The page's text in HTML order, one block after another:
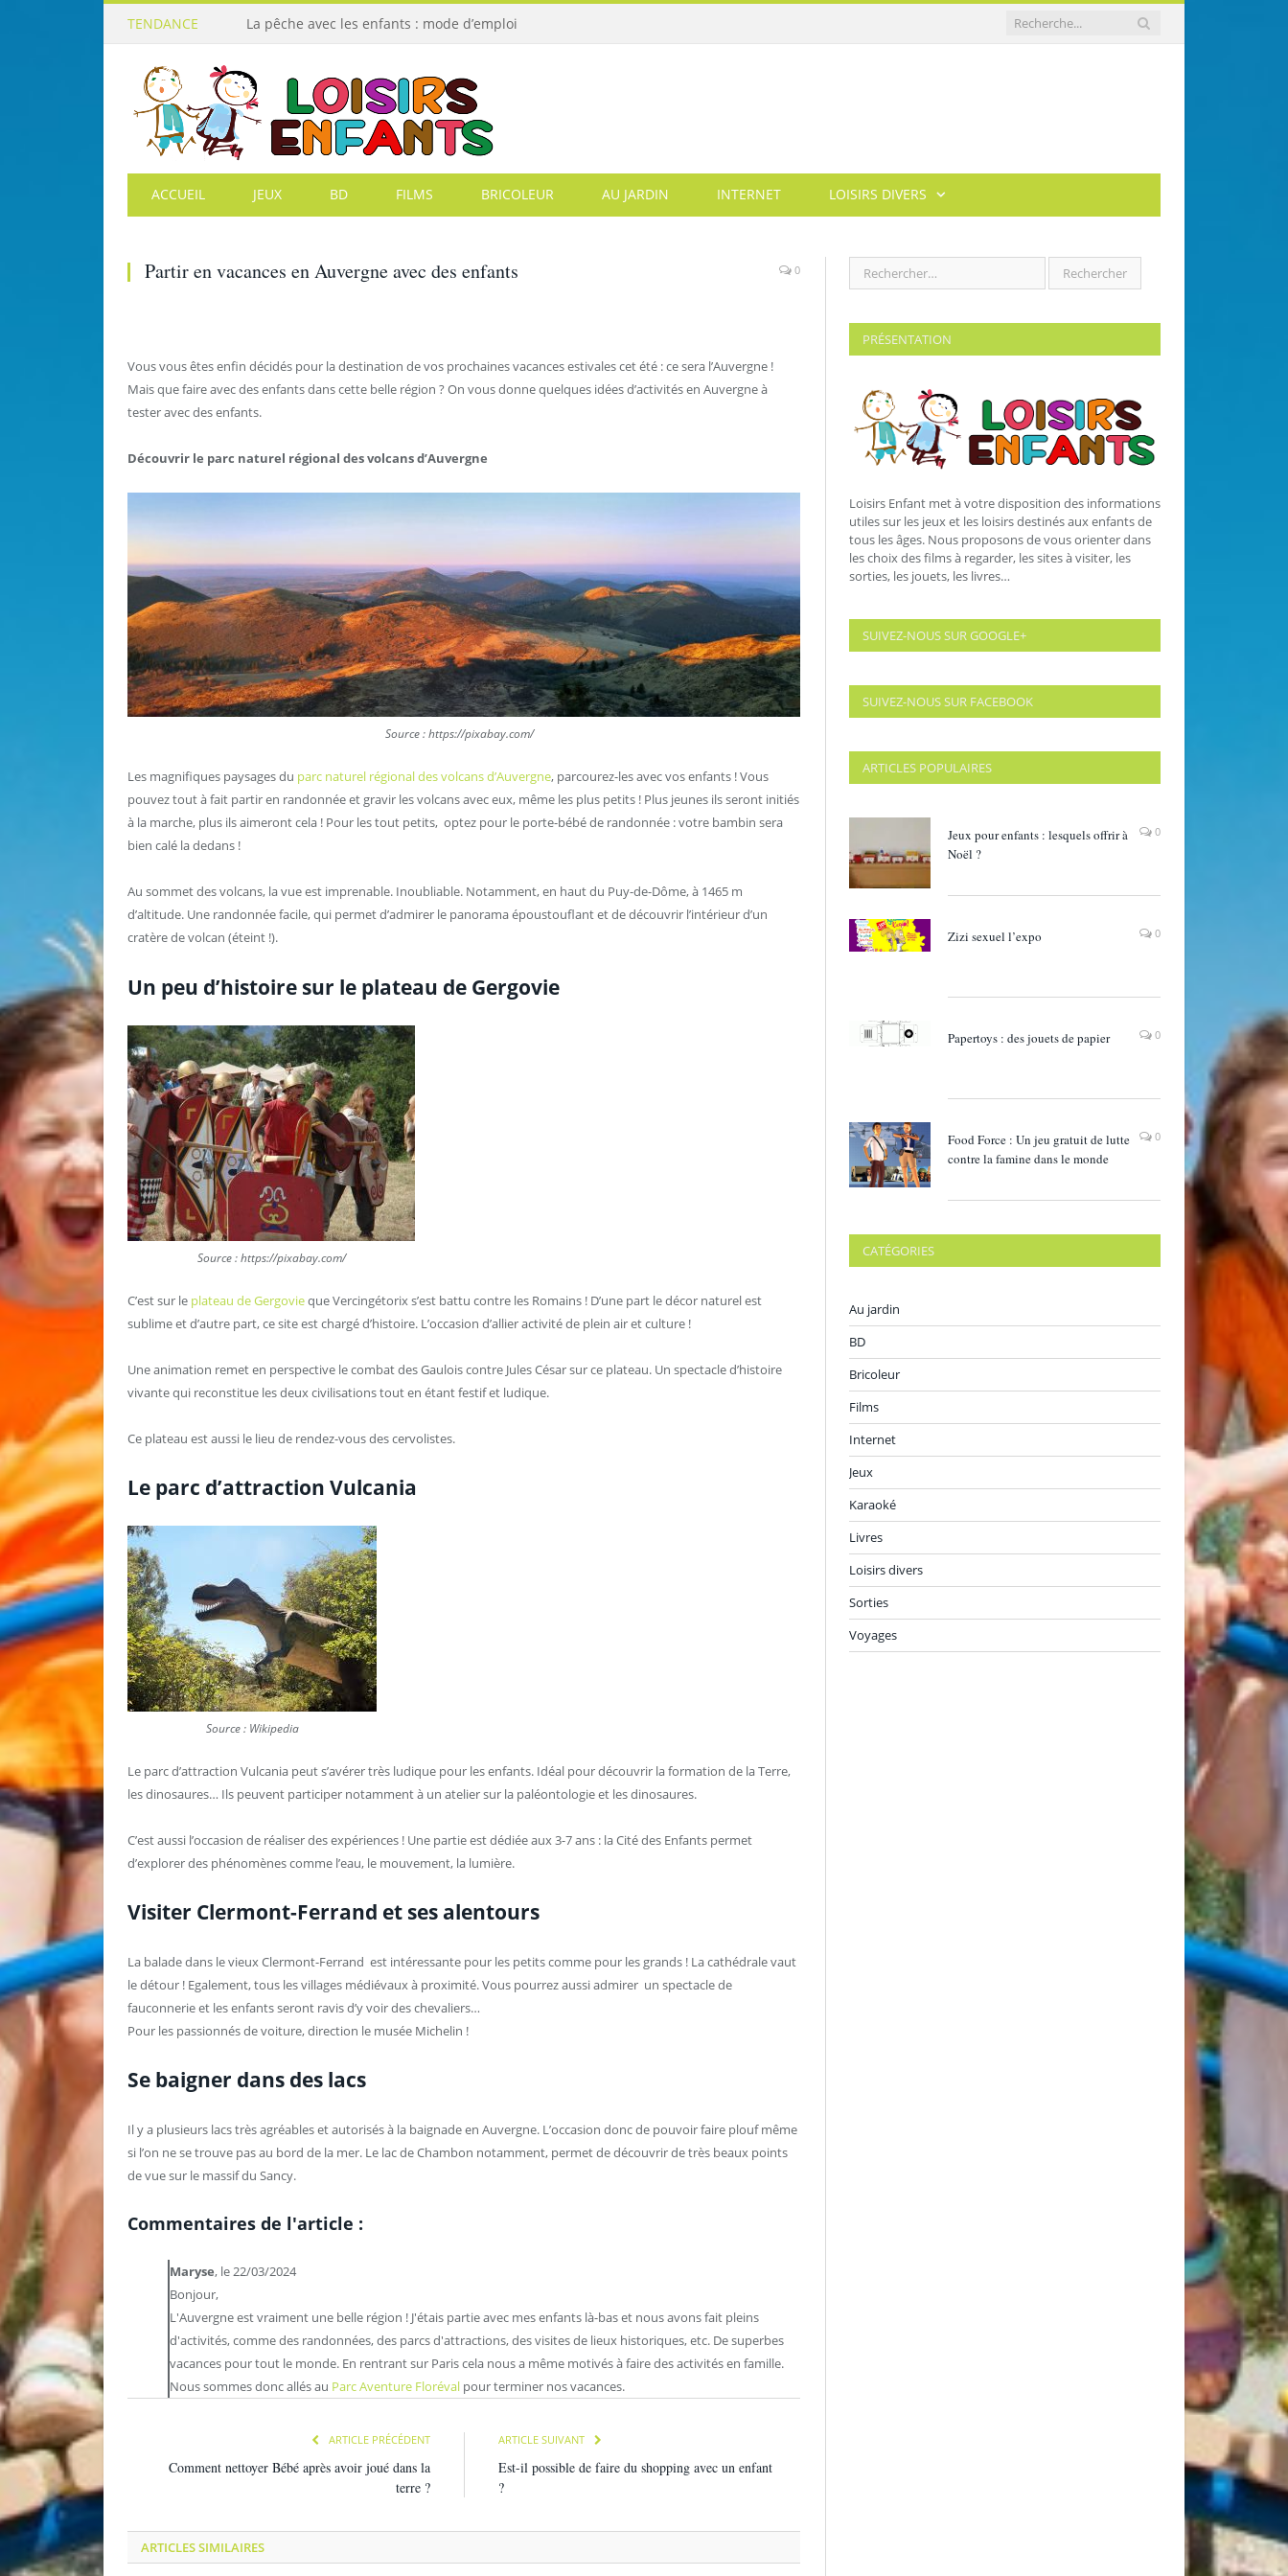
TENDANCE La pêche avec les enfants : mode d’emploi
ACCUEIL JEUX BD FILMS BRICOLEUR AU JARDIN INTERNET LOISIRS DIVERS
Partir en vacances en Auvergne avec des enfants 0
Vous vous êtes enfin décidés pour la destination de vos prochaines vacances estivales cet été : ce sera l’Auvergne !
Mais que faire avec des enfants dans cette belle région ? On vous donne quelques idées d’activités en Auvergne à
tester avec des enfants.
Découvrir le parc naturel régional des volcans d’Auvergne
Source : https://pixabay.com/
Les magnifiques paysages du parc naturel régional des volcans d’Auvergne, parcourez-les avec vos enfants ! Vous
pouvez tout à fait partir en randonnée et gravir les volcans avec eux, même les plus petits ! Plus jeunes ils seront initiés
à la marche, plus ils aimeront cela ! Pour les tout petits, optez pour le porte-bébé de randonnée : votre bambin sera
bien calé la dedans !
Au sommet des volcans, la vue est imprenable. Inoubliable. Notamment, en haut du Puy-de-Dôme, à 1465 m
d’altitude. Une randonnée facile, qui permet d’admirer le panorama époustouflant et de découvrir l’intérieur d’un
cratère de volcan (éteint !).
Un peu d’histoire sur le plateau de Gergovie
Source : https://pixabay.com/
C’est sur le plateau de Gergovieque Vercingétorix s’est battu contre les Romains ! D’une part le décor naturel est
sublime et d’autre part, ce site est chargé d’histoire. L’occasion d’allier activité de plein air et culture !
Une animation remet en perspective le combat des Gaulois contre Jules César sur ce plateau. Un spectacle d’histoire
vivante qui reconstitue les deux civilisations tout en étant festif et ludique.
Ce plateau est aussi le lieu de rendez-vous des cervolistes.
Le parc d’attraction Vulcania
Source : Wikipedia
Le parc d’attraction Vulcania peut s’avérer très ludique pour les enfants. Idéal pour découvrir la formation de la Terre,
les dinosaures… Ils peuvent participer notamment à un atelier sur la paléontologie et les dinosaures.
C’est aussi l’occasion de réaliser des expériences ! Une partie est dédiée aux 3-7 ans : la Cité des Enfants permet
d’explorer des phénomènes comme l’eau, le mouvement, la lumière.
Visiter Clermont-Ferrand et ses alentours
La balade dans le vieux Clermont-Ferrand est intéressante pour les petits comme pour les grands ! La cathédrale vaut
le détour ! Egalement, tous les villages médiévaux à proximité. Vous pourrez aussi admirer un spectacle de
fauconnerie et les enfants seront ravis d’y voir des chevaliers…
Pour les passionnés de voiture, direction le musée Michelin !
Se baigner dans des lacs
Il y a plusieurs lacs très agréables et autorisés à la baignade en Auvergne. L’occasion donc de pouvoir faire plouf même
si l’on ne se trouve pas au bord de la mer. Le lac de Chambon notamment, permet de découvrir de très beaux points
de vue sur le massif du Sancy.
Commentaires de l'article :
Maryse, le 22/03/2024
Bonjour,
L'Auvergne est vraiment une belle région ! J'étais partie avec mes enfants là-bas et nous avons fait pleins
d'activités, comme des randonnées, des parcs d'attractions, des visites de lieux historiques, etc. De superbes
vacances pour tout le monde. En rentrant sur Paris cela nous a même motivés à faire des activités en famille.
Nous sommes donc allés au Parc Aventure Floréval pour terminer nos vacances.
ARTICLE PRÉCÉDENT
Comment nettoyer Bébé après avoir joué dans la
terre ?
ARTICLE SUIVANT
Est-il possible de faire du shopping avec un enfant
?
ARTICLES SIMILAIRES
PRÉSENTATION
Loisirs Enfant met à votre disposition des informations
utiles sur les jeux et les loisirs destinés aux enfants de
tous les âges. Nous proposons de vous orienter dans
les choix des films à regarder, les sites à visiter, les
sorties, les jouets, les livres…
SUIVEZ-NOUS SUR GOOGLE+
SUIVEZ-NOUS SUR FACEBOOK
ARTICLES POPULAIRES
0
Jeux pour enfants : lesquels offrir à
Noël ?
0
Zizi sexuel l’expo
0
Papertoys : des jouets de papier
0
Food Force : Un jeu gratuit de lutte
contre la famine dans le monde
CATÉGORIES
Au jardin
BD
Bricoleur
Films
Internet
Jeux
Karaoké
Livres
Loisirs divers
Sorties
Voyages